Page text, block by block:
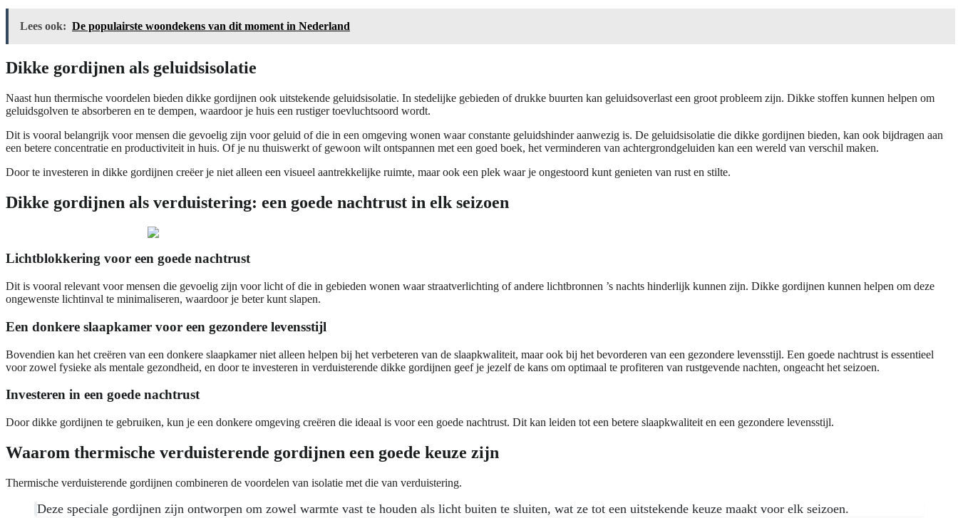
Lees ook: De populairste woondekens van dit moment in Nederland
Dikke gordijnen als geluidsisolatie
Naast hun thermische voordelen bieden dikke gordijnen ook uitstekende geluidsisolatie. In stedelijke gebieden of drukke buurten kan geluidsoverlast een groot probleem zijn. Dikke stoffen kunnen helpen om
geluidsgolven te absorberen en te dempen, waardoor je huis een rustiger toevluchtsoord wordt.
Dit is vooral belangrijk voor mensen die gevoelig zijn voor geluid of die in een omgeving wonen waar constante geluidshinder aanwezig is. De geluidsisolatie die dikke gordijnen bieden, kan ook bijdragen aan
een betere concentratie en productiviteit in huis. Of je nu thuiswerkt of gewoon wilt ontspannen met een goed boek, het verminderen van achtergrondgeluiden kan een wereld van verschil maken.
Door te investeren in dikke gordijnen creëer je niet alleen een visueel aantrekkelijke ruimte, maar ook een plek waar je ongestoord kunt genieten van rust en stilte.
Dikke gordijnen als verduistering: een goede nachtrust in elk seizoen
Lichtblokkering voor een goede nachtrust
Dit is vooral relevant voor mensen die gevoelig zijn voor licht of die in gebieden wonen waar straatverlichting of andere lichtbronnen ’s nachts hinderlijk kunnen zijn. Dikke gordijnen kunnen helpen om deze
ongewenste lichtinval te minimaliseren, waardoor je beter kunt slapen.
Een donkere slaapkamer voor een gezondere levensstijl
Bovendien kan het creëren van een donkere slaapkamer niet alleen helpen bij het verbeteren van de slaapkwaliteit, maar ook bij het bevorderen van een gezondere levensstijl. Een goede nachtrust is essentieel
voor zowel fysieke als mentale gezondheid, en door te investeren in verduisterende dikke gordijnen geef je jezelf de kans om optimaal te profiteren van rustgevende nachten, ongeacht het seizoen.
Investeren in een goede nachtrust
Door dikke gordijnen te gebruiken, kun je een donkere omgeving creëren die ideaal is voor een goede nachtrust. Dit kan leiden tot een betere slaapkwaliteit en een gezondere levensstijl.
Waarom thermische verduisterende gordijnen een goede keuze zijn
Thermische verduisterende gordijnen combineren de voordelen van isolatie met die van verduistering.
Deze speciale gordijnen zijn ontworpen om zowel warmte vast te houden als licht buiten te sluiten, wat ze tot een uitstekende keuze maakt voor elk seizoen.